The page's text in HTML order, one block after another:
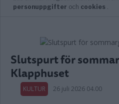
Slutspurt för
Klapphuset
KULTUR 26 juli 2026 04.00